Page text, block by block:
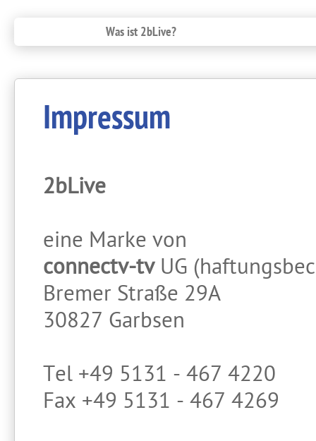
Was ist 2bLive?
Impressum
2bLive
eine Marke von
connectv-tvUG
Bremer Straße 29A
30827 Garbsen
Tel +49 5131 - 467 4220
Fax +49 5131 - 467 4269